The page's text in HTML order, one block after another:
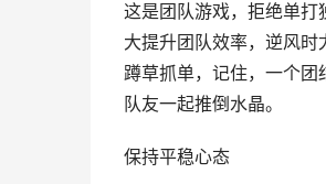
这是团队游戏，拒绝单打
大提升团队效率，逆风
蹲草抓单，记住，一个团
队友一起推倒水晶。
保持平稳心态